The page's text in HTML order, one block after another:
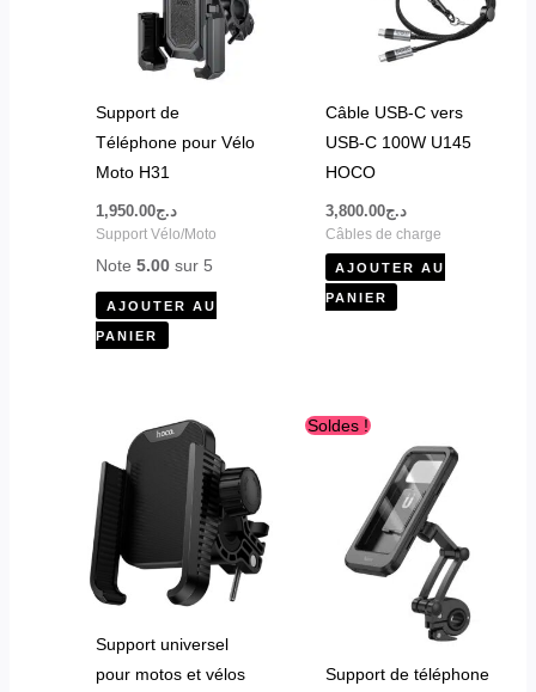
Support de
Téléphone pour Vélo
Moto H31
د.ج1,950.00
Support Vélo/Moto
Note5.00 sur 5
AJOUTER AU
PANIER
Câble USB-C vers
USB-C 100W U145
HOCO
د.ج3,800.00
Câbles de charge
AJOUTER AU
PANIER
Support universel
pour motos et vélos
Soldes !
Support de téléphone
Le
prix
د.ج3,300.00.
actuel
est :